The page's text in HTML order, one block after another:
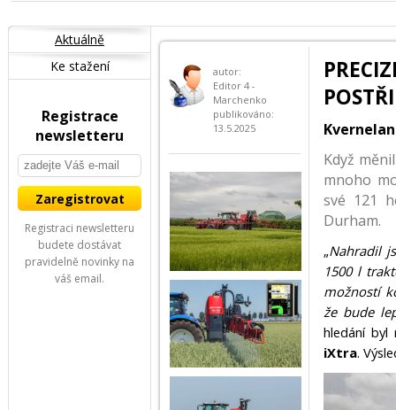
autor:
Editor 4 -
Marchenko
publikováno:
13.5.2025
Když
mnoho
své 121
Durham.
„Nahradil
1500 l
možností
že bude
hledání byl
iXtra.
Aktuálně
Ke stažení
Registrace
newsletteru
Registraci newsletteru
budete dostávat
pravidelně novinky na
váš email.